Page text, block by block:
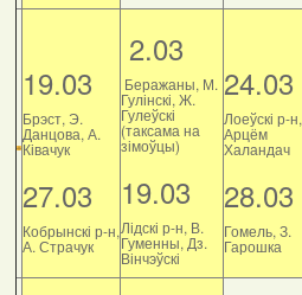
19.03
Брэст, Э.
Данцова, А.
Ківачук
27.03
Кобрынскі р-н,
А. Страчук
2.03
Беражаны, М.
Гулінскі, Ж.
Гулеўскі
(таксама на
зімоўцы)
19.03
Лідскі р-н, В.
Гуменны, Дз.
Вінчэўскі
24.03
Лоеўскі р-н,
Арцём
Халандач
28.03
Гомель, З.
Гарошка